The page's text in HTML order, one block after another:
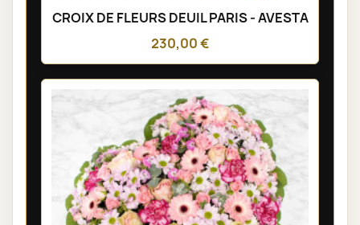
CROIX DE FLEURS DEUIL PARIS - AVESTA
230,00 €